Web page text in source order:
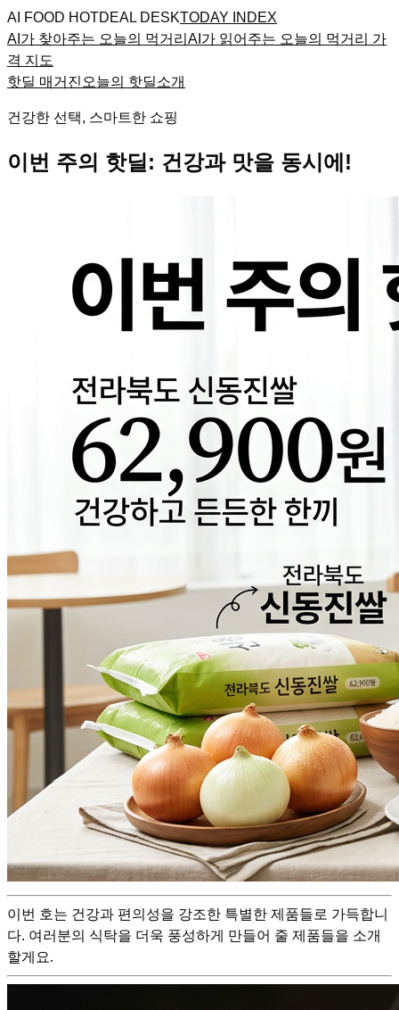
AI FOOD HOTDEAL DESKTODAY INDEX
AI가 찾아주는 오늘의 먹거리 AI가 읽어주는 오늘의 먹거리 가
격 지도
핫딜 매거진 오늘의 핫딜소개
건강한 선택, 스마트한 쇼핑
이번 주의 핫딜: 건강과 맛을 동시에!
이번 호는 건강과 편의성을 강조한 특별한 제품들로 가득합니
다. 여러분의 식탁을 더욱 풍성하게 만들어 줄 제품들을 소개
할게요.